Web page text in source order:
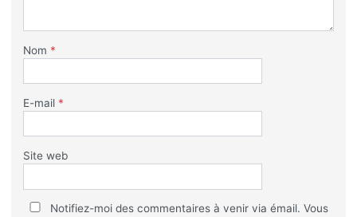
Nom *
E-mail *
Site web
Notifiez-moi des commentaires à venir via émail. Vous